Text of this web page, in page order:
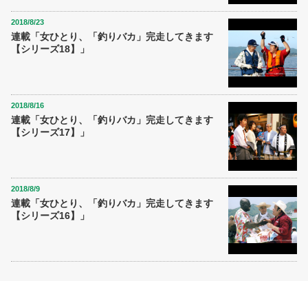
2018/8/23
連載「女ひとり、「釣りバカ」完走してきます
【シリーズ18】」
2018/8/16
連載「女ひとり、「釣りバカ」完走してきます
【シリーズ17】」
2018/8/9
連載「女ひとり、「釣りバカ」完走してきます
【シリーズ16】」